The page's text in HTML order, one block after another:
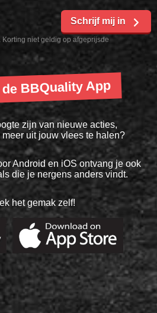
niet geldig op afgeprijsde
Schrijf mij in
BBQuality App
zijn van nieuwe acties,
uit jouw vlees te halen?
Android en iOS ontvang je ook
die je nergens anders vindt.
het gemak zelf!